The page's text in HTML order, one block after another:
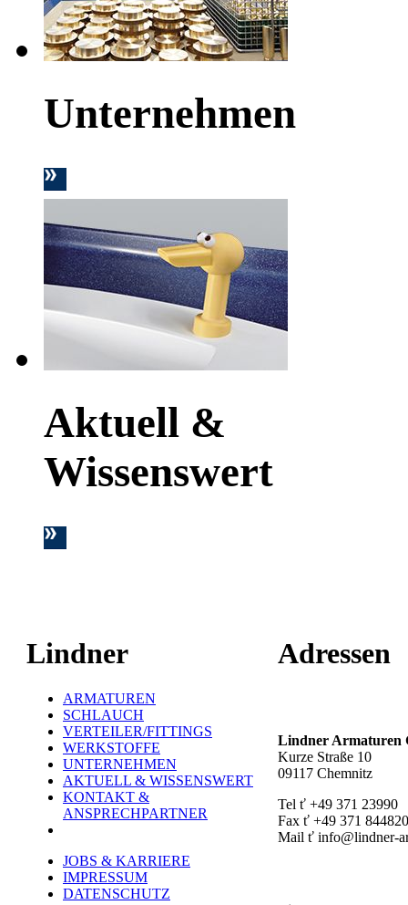
Unternehmen
Aktuell &
Wissenswert
Lindner
ARMATUREN
SCHLAUCH
VERTEILER/FITTINGS
WERKSTOFFE
UNTERNEHMEN
AKTUELL & WISSENSWERT
KONTAKT &
ANSPRECHPARTNER
JOBS & KARRIERE
IMPRESSUM
DATENSCHUTZ
Adressen
Lindner Armaturen
Kurze Straße 10
09117 Chemnitz
Tel ť +49 371 23990
Fax ť +49 371
Mail ť info@lindner-